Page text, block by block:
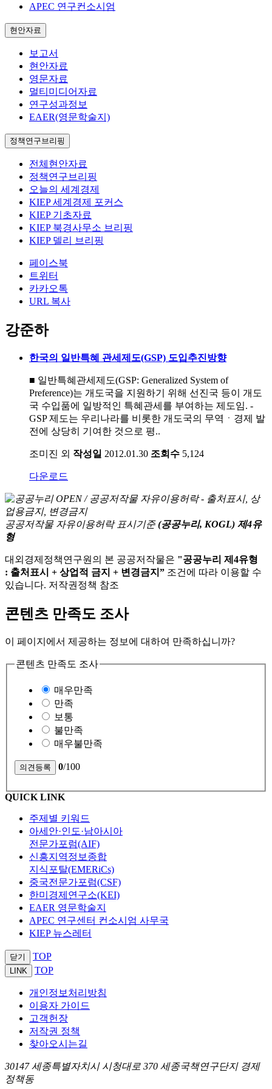
APEC 연구컨소시엄
현안자료
보고서
현안자료
영문자료
멀티미디어자료
연구성과정보
EAER(영문학술지)
정책연구브리핑
전체현안자료
정책연구브리핑
오늘의 세계경제
KIEP 세계경제 포커스
KIEP 기초자료
KIEP 북경사무소 브리핑
KIEP 델리 브리핑
페이스북
트위터
카카오톡
URL 복사
강준하
한국의 일반특혜 관세제도(GSP) 도입추진방향
■ 일반특혜관세제도(GSP: Generalized System of
Preference)는 개도국을 지원하기 위해 선진국 등이 개도
국 수입품에 일방적인 특혜관세를 부여하는 제도임. -
GSP 제도는 우리나라를 비롯한 개도국의 무역ㆍ경제 발
전에 상당히 기여한 것으로 평..
조미진 외 작성일 2012.01.30 조회수 5,124
다운로드
공공저작물 자유이용허락 표시기준 (공공누리, KOGL) 제4유
형
대외경제정책연구원의 본 공공저작물은 "공공누리 제4유형
: 출처표시 + 상업적 금지 + 변경금지” 조건에 따라 이용할 수
있습니다. 저작권정책 참조
콘텐츠 만족도 조사
이 페이지에서 제공하는 정보에 대하여 만족하십니까?
콘텐츠 만족도 조사
매우만족
만족
보통
불만족
매우불만족
0/100
QUICK LINK
주제별 키워드
아세안·인도·남아시아
전문가포럼(AIF)
신흥지역정보종합
지식포탈(EMERiCs)
중국전문가포럼(CSF)
한미경제연구소(KEI)
EAER 영문학술지
APEC 연구센터 컨소시엄 사무국
KIEP 뉴스레터
닫기 TOP
LINK TOP
개인정보처리방침
이용자 가이드
고객헌장
저작권 정책
찾아오시는길
30147 세종특별자치시 시청대로 370 세종국책연구단지 경제
정책동